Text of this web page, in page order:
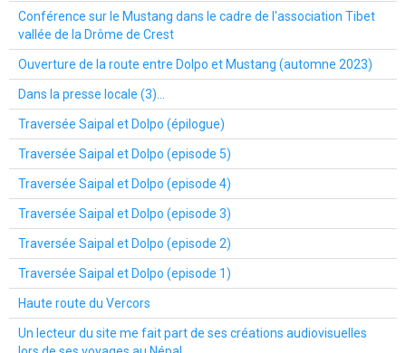
Conférence sur le Mustang dans le cadre de l'association Tibet
vallée de la Drôme de Crest
Ouverture de la route entre Dolpo et Mustang (automne 2023)
Dans la presse locale (3)...
Traversée Saipal et Dolpo (épilogue)
Traversée Saipal et Dolpo (episode 5)
Traversée Saipal et Dolpo (episode 4)
Traversée Saipal et Dolpo (episode 3)
Traversée Saipal et Dolpo (episode 2)
Traversée Saipal et Dolpo (episode 1)
Haute route du Vercors
Un lecteur du site me fait part de ses créations audiovisuelles